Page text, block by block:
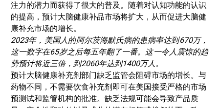
注力的潜力而获得了很大的普及。随着对认知功能的认识
的提高，预计大脑健康补品市场将扩大，从而促进大脑健
康补充市场的增长。
2023年，美国人的阿尔茨海默氏病的患病率达到670万，
这一数字在65岁之后每五年翻了一番。这一令人震惊的趋
势预计将近三倍，到2060年达到1400万人。
预计大脑健康补充剂部门缺乏监管会阻碍市场的增长。与
药物不同，不需要饮食补充剂即可在美国接受严格的市场
预测试和监管机构的批准。缺乏法规可能会导致产品质